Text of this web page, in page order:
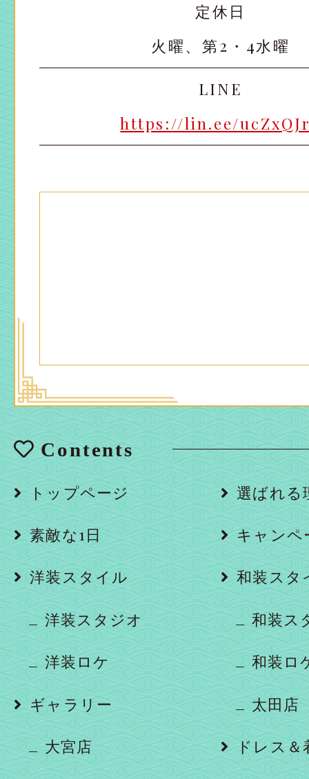
定休日
火曜、第2・4水曜
LINE
https://lin.ee/
Contents
トップページ 選ばれる
素敵な1日 キャンペ
洋装スタイル
洋装スタジオ
洋装ロケ
和装スタ
和装ス
和装ロ
ギャラリー 太田店
大宮店 ドレス＆